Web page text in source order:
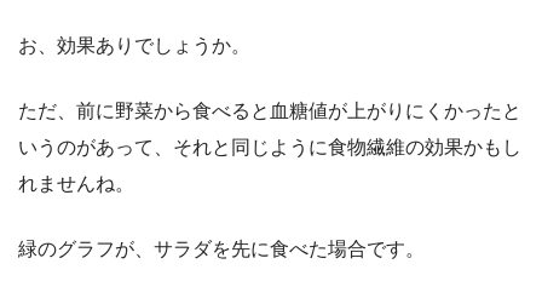
お、効果ありでしょうか。
ただ、前に野菜から食べると血糖値が上がりにくかったと
いうのがあって、それと同じように食物繊維の効果かもし
れませんね。
緑のグラフが、サラダを先に食べた場合です。